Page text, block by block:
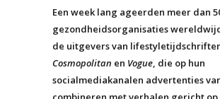
Een week lang ageerden meer dan
gezondheidsorganisaties
de uitgevers van
Cosmopolitan en Vogue, die op hun
socialmediakanalen advertenties